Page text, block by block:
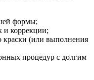
формы;
и коррекции;
краски (или выполнения
процедур с долгим